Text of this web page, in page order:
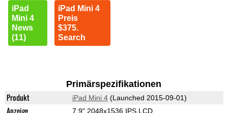
iPad
Mini 4
News
(11)
iPad Mini 4
Preis
$375.
Search
Primärspezifikationen
Produkt iPad Mini 4(Launched 2015-09-01)
Anzeige 7.9" 2048x1536 IPS LCD